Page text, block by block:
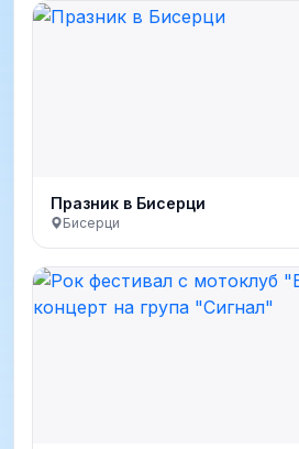
Празник в Бисерци
Бисерци